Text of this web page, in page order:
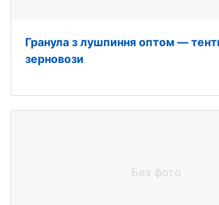
Гранула з лушпиння оптом —
зерновози
Без фото